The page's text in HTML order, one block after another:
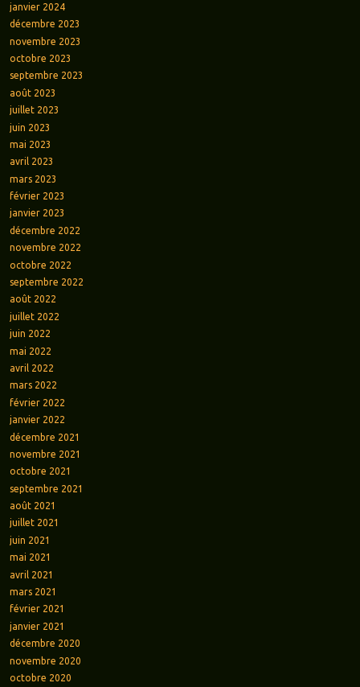
janvier 2024
décembre 2023
novembre 2023
octobre 2023
septembre 2023
août 2023
juillet 2023
juin 2023
mai 2023
avril 2023
mars 2023
février 2023
janvier 2023
décembre 2022
novembre 2022
octobre 2022
septembre 2022
août 2022
juillet 2022
juin 2022
mai 2022
avril 2022
mars 2022
février 2022
janvier 2022
décembre 2021
novembre 2021
octobre 2021
septembre 2021
août 2021
juillet 2021
juin 2021
mai 2021
avril 2021
mars 2021
février 2021
janvier 2021
décembre 2020
novembre 2020
octobre 2020